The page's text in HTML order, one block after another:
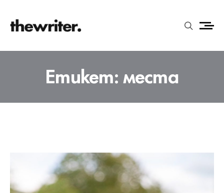
Етикет:места